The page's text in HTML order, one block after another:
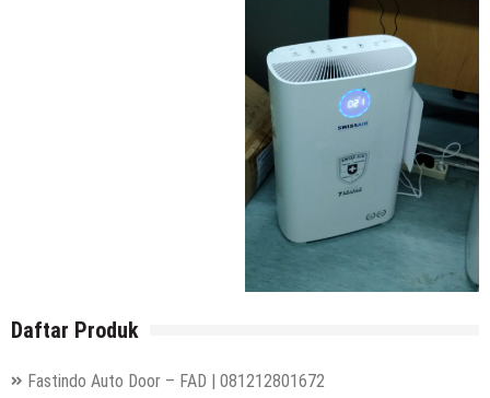
Daftar Produk
Fastindo Auto Door – FAD | 081212801672